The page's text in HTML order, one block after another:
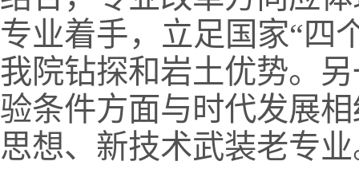
专业着手，立足国家“四
我院钻探和岩土优势。
验条件方面与时代发展
思想、新技术武装老专